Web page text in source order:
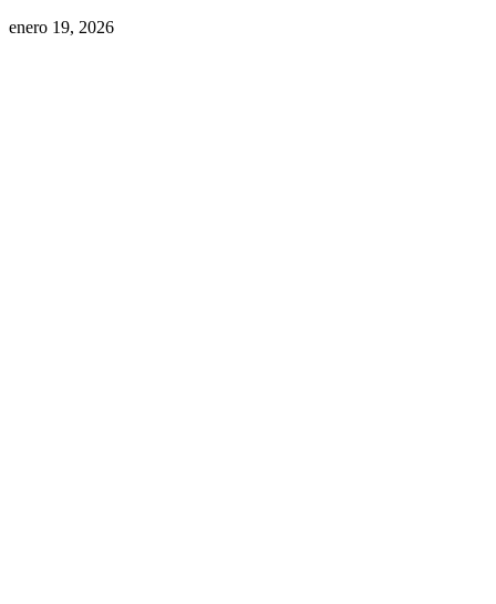
enero 19, 2026